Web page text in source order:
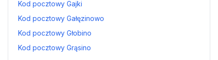
Kod pocztowy Gajki
Kod pocztowy Gałęzinowo
Kod pocztowy Głobino
Kod pocztowy Grąsino